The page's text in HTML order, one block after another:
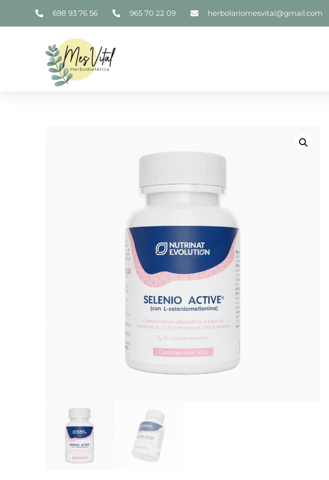
698 93 76 56 965 70 22 09 herbolariomesvital@gmail.com